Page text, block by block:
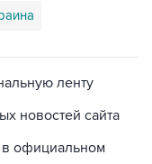
ленту
новостей сайта
в официальном